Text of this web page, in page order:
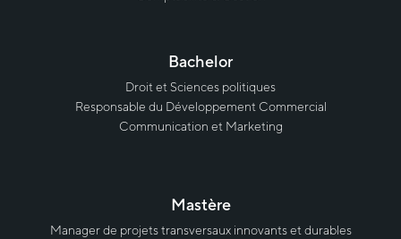
Bachelor
Droit et Sciences politiques
Responsable du Développement Commercial
Communication et Marketing
Mastère
Manager de projets transversaux innovants et durables